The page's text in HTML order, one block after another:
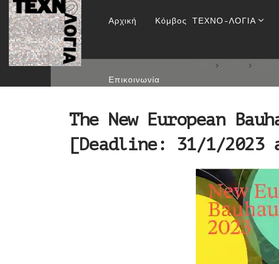
Αρχική Κόμβος ΤΕΧΝΟ-ΛΟΓΙΑ
Επικοινωνία
The New European
The New European
[Deadline: 31/1/2023